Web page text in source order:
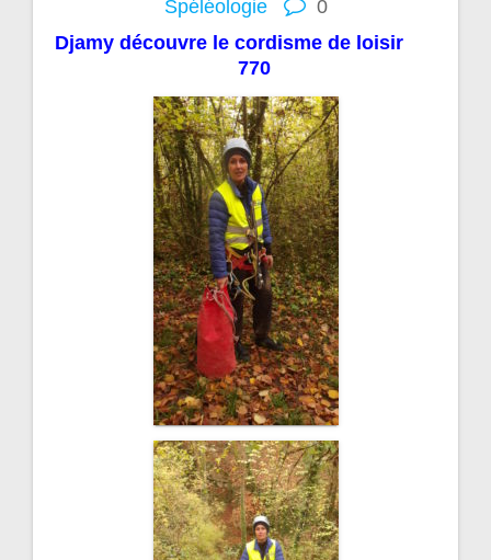
Spéléologie
0
Djamy découvre le cordisme de loisir
770